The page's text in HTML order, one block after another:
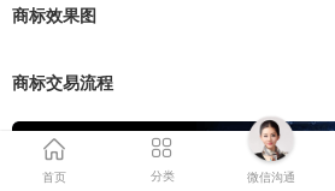
商标效果图
商标交易流程
首页 分类 微信沟通